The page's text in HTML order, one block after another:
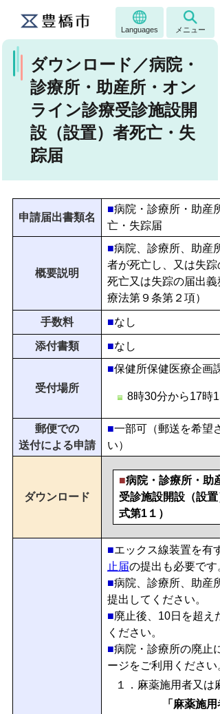
Languages メニュー
ダウンロード／病院・
診療所・助産所・オン
ライン診療受診施設開
設（設置）者死亡・失
踪届
申請届出書類名
■病院・診療所・助産
亡・失踪届
概要説明
■病院、診療所、助産
者が死亡し、又は失
死亡又は失踪の届出
療法第９条第２項）
手数料 ■なし
添付書類 ■なし
受付場所
■保健所保健医療企画
8時30分から17時
郵便での
送付による申請
■一部可（郵送を希望
い）
ダウンロード
■病院・診療所・助
受診施設開設（設
式第1１）
■エックス線装置を有
止届の提出も必要です
■病院、診療所、助産
提出してください。
■廃止後、10日を超え
ください。
■病院・診療所の廃止
ージをご利用ください
１．麻薬施用者又は
「麻薬施